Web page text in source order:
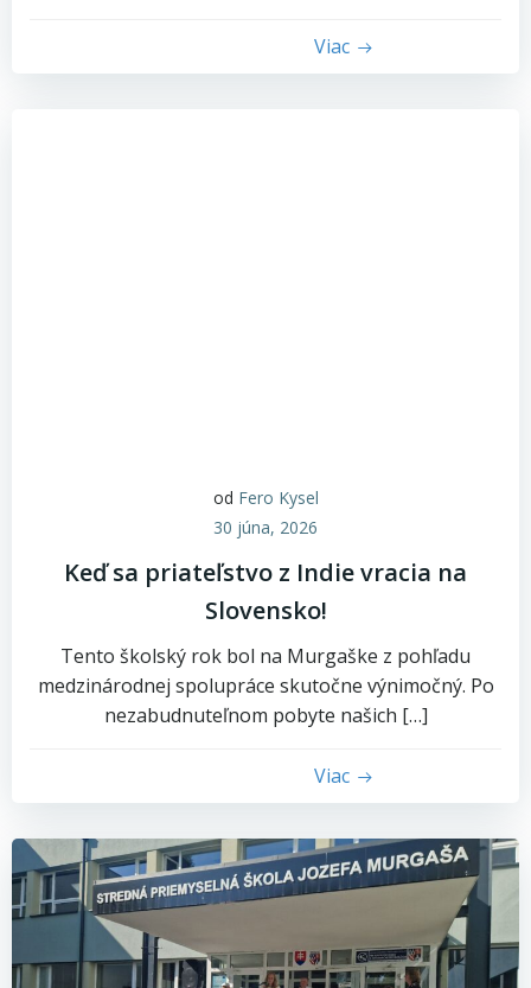
Viac
od Fero Kysel
30 júna, 2026
Keď sa priateľstvo z Indie vracia na
Slovensko!
Tento školský rok bol na Murgaške z pohľadu
medzinárodnej spolupráce skutočne výnimočný. Po
nezabudnuteľnom pobyte našich […]
Viac